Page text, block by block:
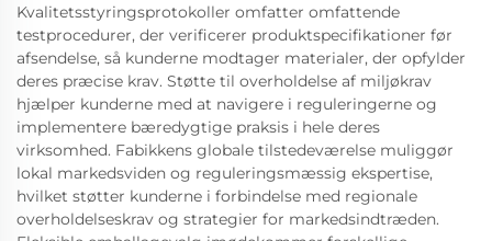
Kvalitetsstyringsprotokoller omfatter omfattende
testprocedurer, der verificerer produktspecifikationer før
afsendelse, så kunderne modtager materialer, der opfylder
deres præcise krav. Støtte til overholdelse af miljøkrav
hjælper kunderne med at navigere i reguleringerne og
implementere bæredygtige praksis i hele deres
virksomhed. Fabikkens globale tilstedeværelse muliggør
lokal markedsviden og reguleringsmæssig ekspertise,
hvilket støtter kunderne i forbindelse med regionale
overholdelseskrav og strategier for markedsindtræden.